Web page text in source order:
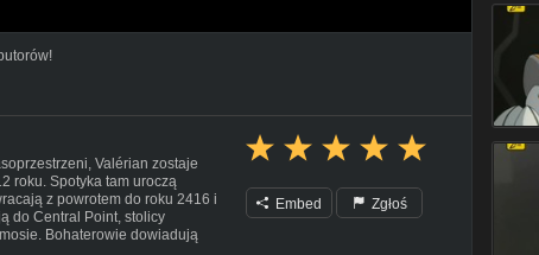
Valérian zostaje
roku. Spotyka tam uroczą
z powrotem do roku 2416 i
do Central Point, stolicy
Bohaterowie dowiadują
Embed Zgłoś